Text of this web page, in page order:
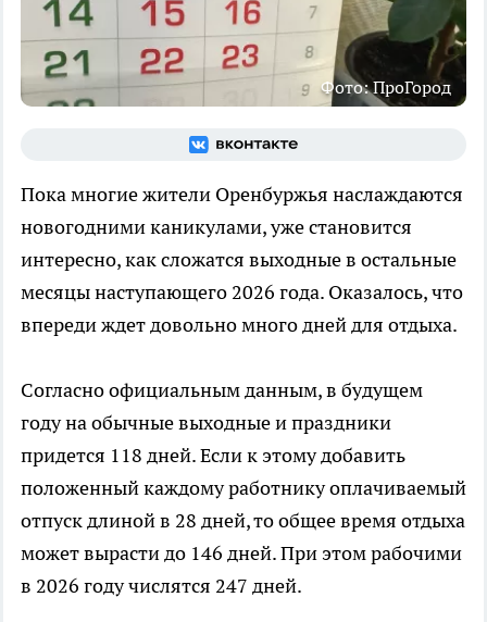
Фото: ПроГород
Пока многие жители Оренбуржья наслаждаются
новогодними каникулами, уже становится
интересно, как сложатся выходные в остальные
месяцы наступающего 2026 года. Оказалось, что
впереди ждет довольно много дней для отдыха.
Согласно официальным данным, в будущем
году на обычные выходные и праздники
придется 118 дней. Если к этому добавить
положенный каждому работнику оплачиваемый
отпуск длиной в 28 дней, то общее время отдыха
может вырасти до 146 дней. При этом рабочими
в 2026 году числятся 247 дней.